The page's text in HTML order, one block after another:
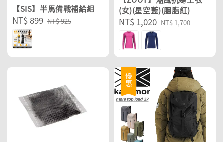
【SIS】半馬備戰補給組
Sale
price
NT$ 899 Regular
NT$ 925
(女)(星空藍)(胭脂紅)
Sale
price
NT$ 1,020 Regular
NT$ 1,700
優惠